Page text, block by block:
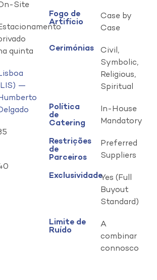
Site
quinta
—
Fogo de
Artifício
Case by
Case
Cerimónias
Civil,
Symbolic,
Religious,
Spiritual
Política
de
Catering
In-House
Mandatory
Restrições
de
Parceiros
Preferred
Suppliers
ExclusividadeYes (Full
Buyout
Standard)
Limite de
Ruído
A
combinar
connosco